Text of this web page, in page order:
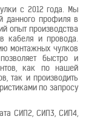
с 2012 года. Мы
данного профиля в
опыт производства
кабеля и провода.
монтажных чулков
быстро и
как по нашей
так и производить
по запросу
СИП2, СИП3, СИП4,